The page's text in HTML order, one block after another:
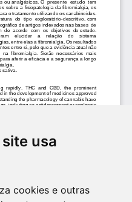
usa
cookies e outras